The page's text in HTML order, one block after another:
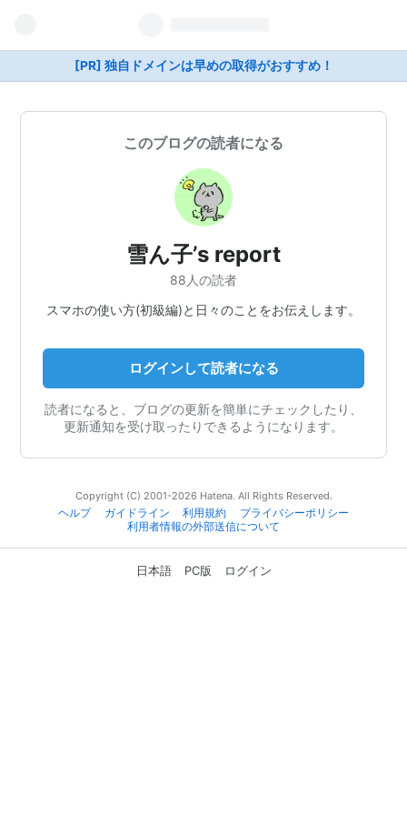
[PR] 独自ドメインは早めの取得がおすすめ！
このブログの読者になる
雪ん子’s report
88人の読者
スマホの使い方(初級編)と日々のことをお伝えします。
ログインして読者になる
読者になると、ブログの更新を簡単にチェックしたり、
更新通知を受け取ったりできるようになります。
Copyright (C) 2001-2026 Hatena. All Rights Reserved.
ヘルプ
ガイドライン 利用規約
プライバシーポリシー
利用者情報の外部送信について
日本語 PC版 ログイン